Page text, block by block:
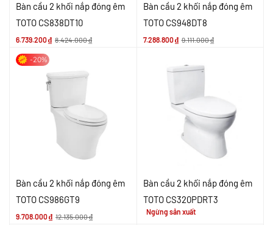
Bàn cầu 2 khối nắp đóng êm
TOTO CS838DT10
6.739.200₫ 8.424.000₫
Bàn cầu 2 khối nắp đóng êm
TOTO CS948DT8
7.288.800₫ 9.111.000₫
-20%
Bàn cầu 2 khối nắp đóng êm
TOTO CS986GT9
9.708.000₫ 12.135.000₫
Bàn cầu 2 khối nắp đóng êm
TOTO CS320PDRT3
Ngừng sản xuất